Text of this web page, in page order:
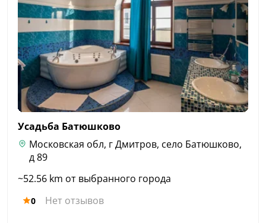
Усадьба Батюшково
Московская обл, г Дмитров, село Батюшково,
д 89
~52.56 km от выбранного города
0 Нет отзывов